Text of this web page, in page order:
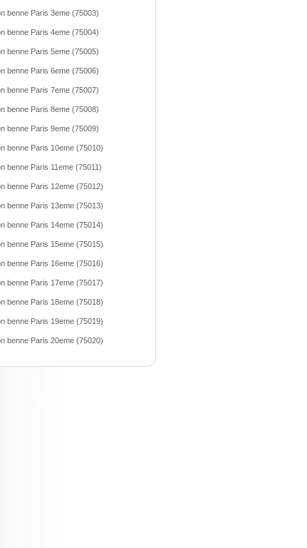
benne Paris 3eme (75003)
benne Paris 4eme (75004)
benne Paris 5eme (75005)
benne Paris 6eme (75006)
benne Paris 7eme (75007)
benne Paris 8eme (75008)
benne Paris 9eme (75009)
benne Paris 10eme (75010)
benne Paris 11eme (75011)
benne Paris 12eme (75012)
benne Paris 13eme (75013)
benne Paris 14eme (75014)
benne Paris 15eme (75015)
benne Paris 16eme (75016)
benne Paris 17eme (75017)
benne Paris 18eme (75018)
benne Paris 19eme (75019)
benne Paris 20eme (75020)